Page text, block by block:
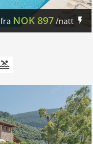
fraNOK 897/natt